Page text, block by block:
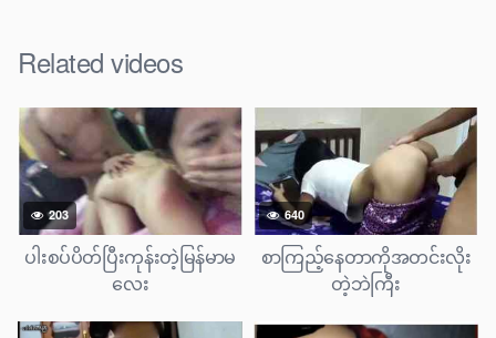
Related videos
203
ပါးစပ်ပိတ်ပြီးကုန်းတဲ့မြန်မာမ
လေး
640
စာကြည့်နေတာကိုအတင်းလိုး
တဲ့ဘဲကြီး